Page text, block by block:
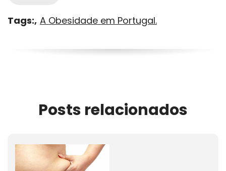
Tags: A Obesidade em Portugal.
Posts relacionados